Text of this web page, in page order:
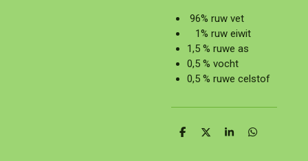
96% ruw vet
1% ruw eiwit
1,5 % ruwe as
0,5 % vocht
0,5 % ruwe celstof
D
D
S
D